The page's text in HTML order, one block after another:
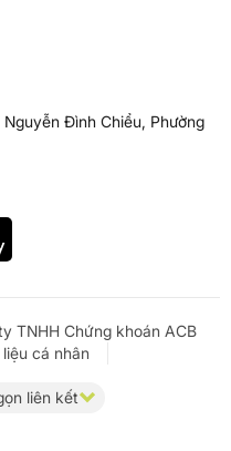
Đình Chiểu, Phường
TNHH Chứng khoán ACB
cá nhân
liên kết